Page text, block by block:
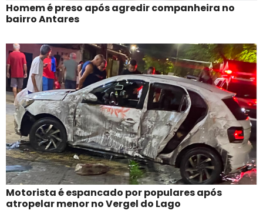
Homem é preso após agredir companheira no
bairro Antares
Motorista é espancado por populares após
atropelar menor no Vergel do Lago